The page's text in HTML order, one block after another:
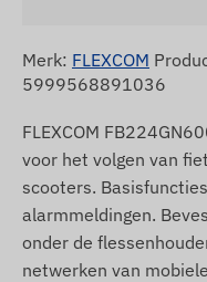
Merk: FLEXCOM
5999568891036
FLEXCOM
voor het volgen van
scooters.
alarmmeldingen.
onder de
netwerken van